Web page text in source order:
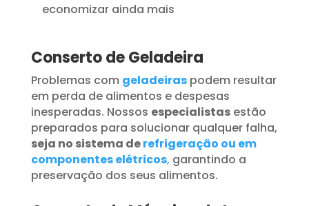
economizar ainda mais
Conserto de Geladeira
Problemas com geladeiraspodem resultar
em perda de alimentos e despesas
inesperadas. Nossos especialistasestão
preparados para solucionar qualquer falha,
seja no sistema derefrigeração ou em
componentes elétricos, garantindo a
preservação dos seus alimentos.